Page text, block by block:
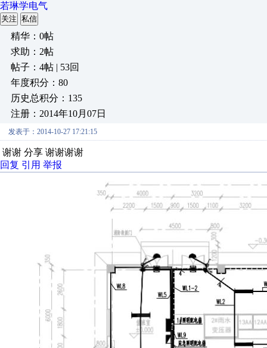
若琳学电气
关注 私信
精华：0帖
求助：2帖
帖子：4帖 | 53回
年度积分：80
历史总积分：135
注册：2014年10月07日
发表于：2014-10-27 17:21:15
谢谢 分享 谢谢谢谢
回复 引用 举报